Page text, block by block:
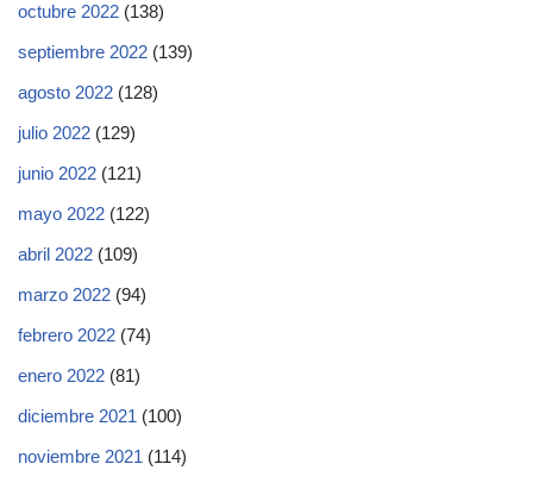
octubre 2022 (138)
septiembre 2022 (139)
agosto 2022 (128)
julio 2022 (129)
junio 2022 (121)
mayo 2022 (122)
abril 2022 (109)
marzo 2022 (94)
febrero 2022 (74)
enero 2022 (81)
diciembre 2021 (100)
noviembre 2021 (114)